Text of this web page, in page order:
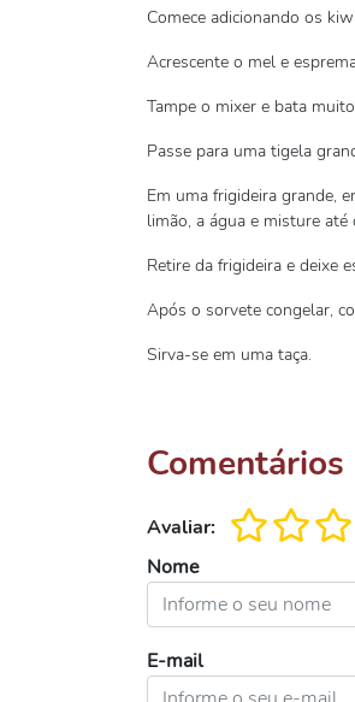
Comece adicionando os
Acrescente o mel e
Tampe o mixer e bata
Passe para uma tigela
Em uma frigideira grande,
limão, a água e misture até
Retire da frigideira e deixe
Após o sorvete congelar,
Sirva-se em uma taça.
Comentários
Avaliar:
Nome
E-mail